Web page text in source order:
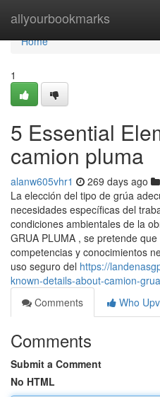
allyourbookmarks
Home
Home
1
5 Essential
camion pluma
alanw605vhr1 269 days ago
La elección del tipo de grúa
necesidades específicas del
condiciones ambientales de la
GRUA PLUMA , se pretende
competencias y conocimientos
uso seguro del https://
known-details-about-camion-grua
Comments
Who
Comments
Submit a Comment
No HTML